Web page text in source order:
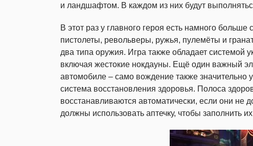
и ландшафтом. В каждом из них будут
В этот раз у главного героя есть намного
пистолеты, револьверы, ружья, пулемёты и
два типа оружия. Игра также обладает
включая жестокие нокдауны. Ещё один важный
автомобиле – само вождение также
система восстановления здоровья. Полоса
восстанавливаются автоматически, если они не
должны использовать аптечку, чтобы заполнить